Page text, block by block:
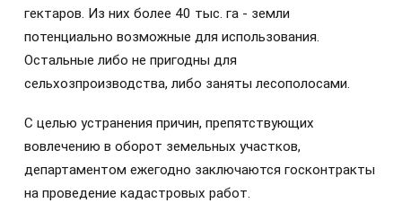
гектаров. Из них более 40 тыс. га - земли
потенциально возможные для использования.
Остальные либо не пригодны для
сельхозпроизводства, либо заняты лесополосами.
С целью устранения причин, препятствующих
вовлечению в оборот земельных участков,
департаментом ежегодно заключаются госконтракты
на проведение кадастровых работ.